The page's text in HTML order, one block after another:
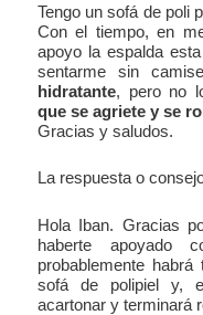
Tengo un sofá de poli
Con el tiempo, en
apoyo la espalda
sentarme sin
hidratante, pero no
que se agriete y se
Gracias y saludos.
La respuesta o
Hola Iban. Gracias
haberte apoyado
probablemente
sofá de polipiel y,
acartonar y terminará